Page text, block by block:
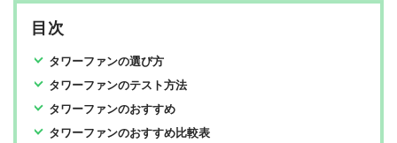
目次
タワーファンの選び方
タワーファンのテスト方法
タワーファンのおすすめ
タワーファンのおすすめ比較表